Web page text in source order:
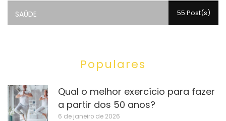
SAÚDE 55 Post(s)
Populares
Qual o melhor exercício para fazer
a partir dos 50 anos?
6 de janeiro de 2026